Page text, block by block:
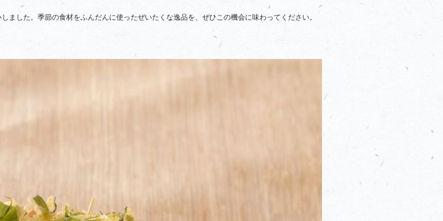
ました。季節の食材をふんだんに使ったぜいたくな逸品を、ぜひこの機会に味わってください。